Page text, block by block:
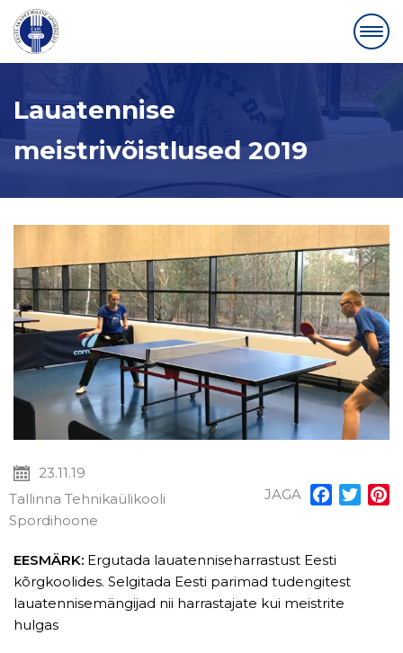
Lauatennise
meistrivõistlused 2019
23.11.19
Tallinna Tehnikaülikooli
Spordihoone
JAGA Facebook
EESMÄRK: Ergutada lauatennise­harrastust Eesti
kõrgkoolides. Selgitada Eesti parimad tudengitest
lauatennisemängijad nii harrastajate kui meistrite
hulgas